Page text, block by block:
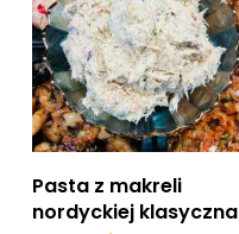
Dodaj do koszyka
Pasta z makreli
nordyckiej klasyczna